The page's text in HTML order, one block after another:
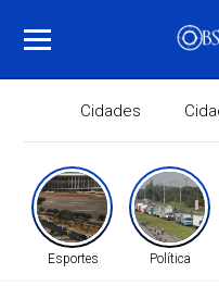
Cidades
Esportes Política